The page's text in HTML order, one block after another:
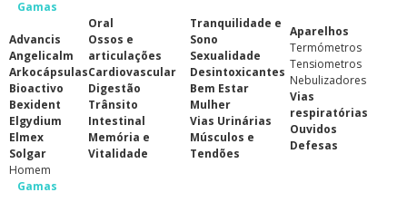
Gamas
Advancis
Angelicalm
Arkocápsulas
Bioactivo
Bexident
Elgydium
Elmex
Solgar
Oral
Ossos e
articulações
Cardiovascular
Digestão
Trânsito
Intestinal
Memória e
Vitalidade
Tranquilidade e
Sono
Sexualidade
Desintoxicantes
Bem Estar
Mulher
Vias Urinárias
Músculos e
Tendões
Aparelhos
Termómetros
Tensiometros
Nebulizadores
Vias
respiratórias
Ouvidos
Defesas
Homem
Gamas